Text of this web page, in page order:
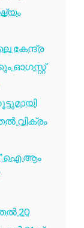
കേന്ദ്ര
ഓഗസ്റ്റ്
വിക്രം
‘ഐ ആം
20